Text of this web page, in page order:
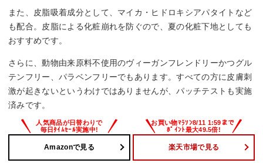
また、皮脂吸着成分として、マイカ・ヒドロキシアパタイトなど
も配合。皮脂による化粧崩れを防ぐので、夏の化粧下地としても
おすすめです。
さらに、動物由来原料不使用のヴィーガンフレンドリーかつグル
テンフリー、パラベンフリーでもあります。すべての方に皮膚刺
激が起きないというわけではありませんが、パッチテストも実施
済みです。
Amazonで見る 楽天市場で見る